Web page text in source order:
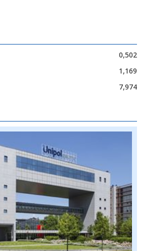
0,502
1,169
7,974